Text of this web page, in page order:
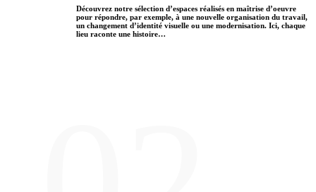
Découvrez notre sélection d’espaces réalisés en maîtrise d’oeuvre
pour répondre, par exemple, à une nouvelle organisation du travail,
un changement d’identité visuelle ou une modernisation. Ici, chaque
lieu raconte une histoire…